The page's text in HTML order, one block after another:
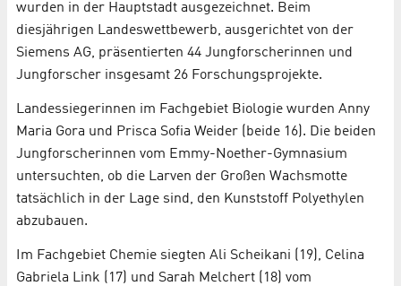
wurden in der Hauptstadt ausgezeichnet. Beim
diesjährigen Landeswettbewerb, ausgerichtet von der
Siemens AG, präsentierten 44 Jungforscherinnen und
Jungforscher insgesamt 26 Forschungsprojekte.
Landessiegerinnen im Fachgebiet Biologie wurden Anny
Maria Gora und Prisca Sofia Weider (beide 16). Die beiden
Jungforscherinnen vom Emmy-Noether-Gymnasium
untersuchten, ob die Larven der Großen Wachsmotte
tatsächlich in der Lage sind, den Kunststoff Polyethylen
abzubauen.
Im Fachgebiet Chemie siegten Ali Scheikani (19), Celina
Gabriela Link (17) und Sarah Melchert (18) vom